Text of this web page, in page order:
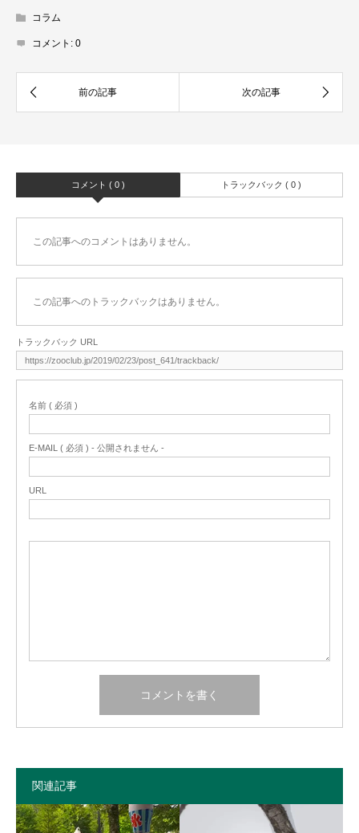
コラム
コメント: 0
コメント ( 0 ) トラックバック ( 0 )
この記事へのコメントはありません。
この記事へのトラックバックはありません。
トラックバック URL
名前 ( 必須 )
E-MAIL ( 必須 ) - 公開されません -
URL
関連記事